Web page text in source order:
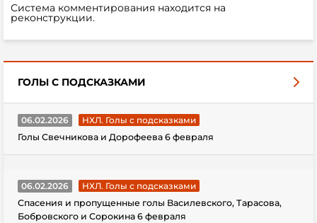
Система комментирования находится на
реконструкции.
ГОЛЫ С ПОДСКАЗКАМИ
06.02.2026
НХЛ. Голы с подсказками
Голы Свечникова и Дорофеева 6 февраля
06.02.2026
НХЛ. Голы с подсказками
Спасения и пропущенные голы Василевского, Тарасова,
Бобровского и Сорокина 6 февраля